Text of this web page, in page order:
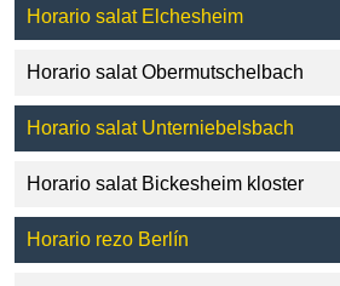
Horario salat Elchesheim
Horario salat Obermutschelbach
Horario salat Unterniebelsbach
Horario salat Bickesheim kloster
Horario rezo Berlín